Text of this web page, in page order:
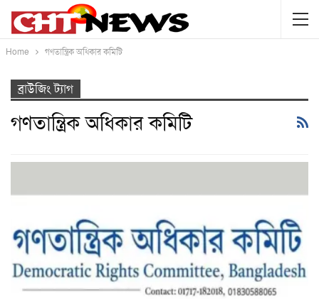
Home গণতান্ত্রিক অধিকার কমিটি
ব্রাউজিং ট্যাগ
গণতান্ত্রিক অধিকার কমিটি